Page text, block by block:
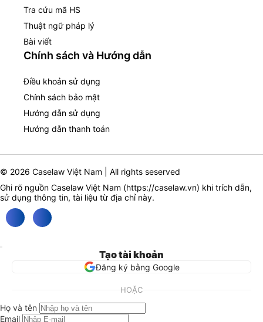
Tra cứu mã HS
Thuật ngữ pháp lý
Bài viết
Chính sách và Hướng dẫn
Điều khoản sử dụng
Chính sách bảo mật
Hướng dẫn sử dụng
Hướng dẫn thanh toán
© 2026 Caselaw Việt Nam | All rights seserved
Ghi rõ nguồn Caselaw Việt Nam (https://caselaw.vn) khi trích dẫn,
sử dụng thông tin, tài liệu từ địa chỉ này.
Tạo tài khoản
Đăng ký bằng Google
HOẶC
Họ và tên
Email